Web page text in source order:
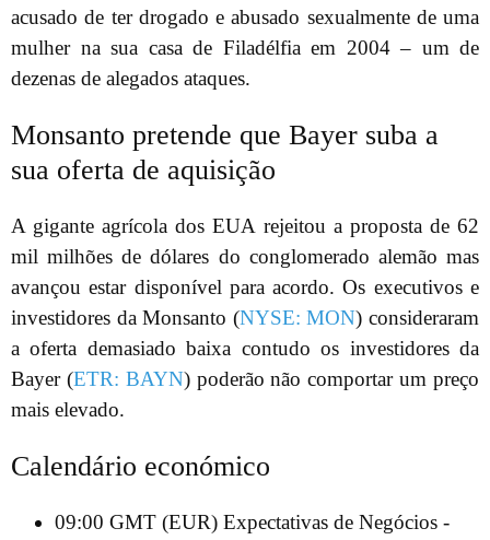
acusado de ter drogado e abusado sexualmente de uma
mulher na sua casa de Filadélfia em 2004 – um de
dezenas de alegados ataques.
Monsanto pretende que Bayer suba a
sua oferta de aquisição
A gigante agrícola dos EUA rejeitou a proposta de 62
mil milhões de dólares do conglomerado alemão mas
avançou estar disponível para acordo. Os executivos e
investidores da Monsanto (NYSE: MON) consideraram
a oferta demasiado baixa contudo os investidores da
Bayer (ETR: BAYN) poderão não comportar um preço
mais elevado.
Calendário económico
09:00 GMT (EUR) Expectativas de Negócios -